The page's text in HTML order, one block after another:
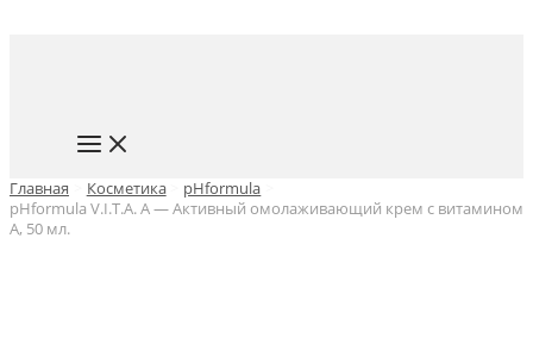
MAIN
MENU
Главная
Косметика
pHformula
pHformula V.I.T.A. A — Активный омолаживающий крем с витамином
А, 50 мл.